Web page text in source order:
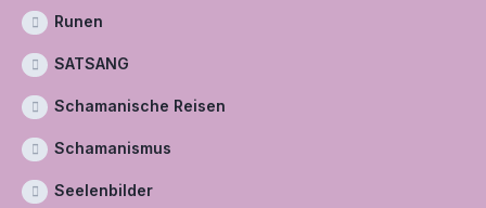
Runen
SATSANG
Schamanische Reisen
Schamanismus
Seelenbilder